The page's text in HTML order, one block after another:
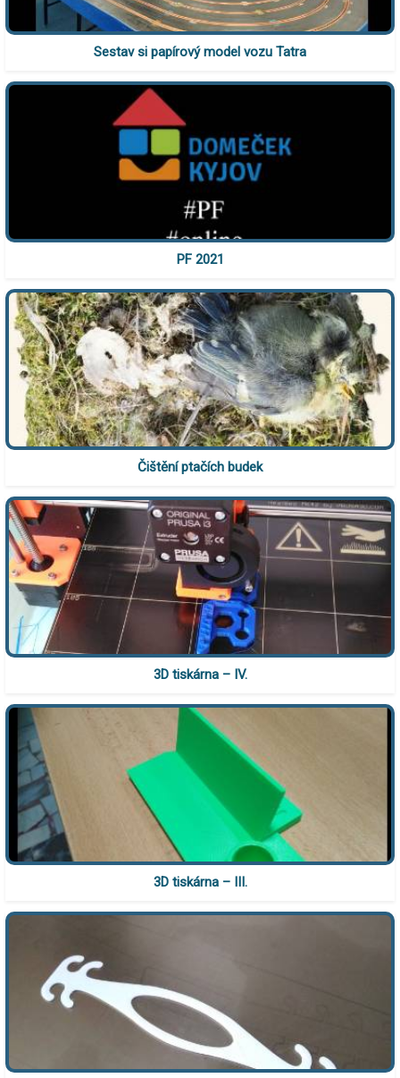
Sestav si papírový model vozu Tatra
PF 2021
Čištění ptačích budek
3D tiskárna – IV.
3D tiskárna – III.